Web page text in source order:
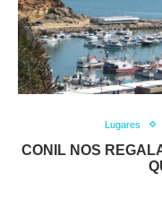
Lugares
CONIL NOS